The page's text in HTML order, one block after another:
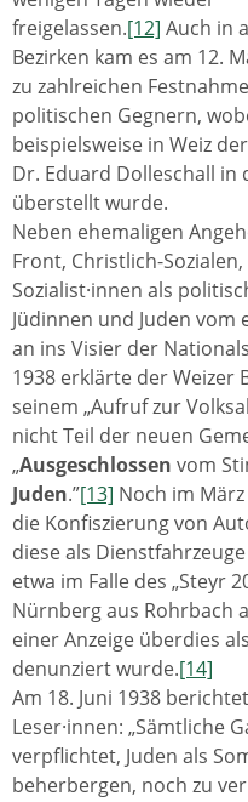
freigelassen.[12] Auch in
Bezirken kam es am 12.
zu zahlreichen
politischen Gegnern,
beispielsweise in Weiz
Dr. Eduard Dolleschall in
überstellt wurde.
Neben ehemaligen
Front, Christlich-
Sozialist·innen als
Jüdinnen und Juden vom
an ins Visier der
1938 erklärte der Weizer
seinem „Aufruf zur
nicht Teil der neuen
„Ausgeschlossen vom
Juden.”[13] Noch im
die Konfiszierung von
diese als
etwa im Falle des „Steyr
Nürnberg aus Rohrbach
einer Anzeige überdies
denunziert wurde.[14]
Am 18. Juni 1938
Leser·innen: „Sämtliche
verpflichtet, Juden als
beherbergen, noch zu